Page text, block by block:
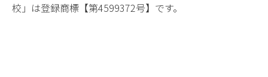
校」は登録商標【第4599372号】です。